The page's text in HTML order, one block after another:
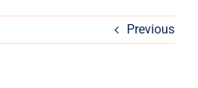
Previous